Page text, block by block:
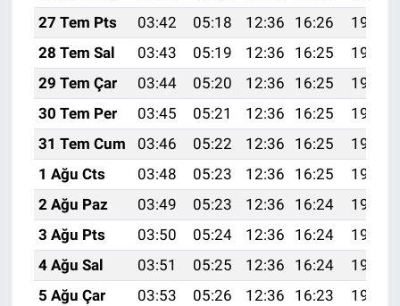
27 Tem Pts
03:42 05:18 12:36 16:26
19:44
28 Tem Sal
03:43 05:19 12:36 16:25
19:44
29 Tem Çar
03:44 05:20 12:36 16:25
19:43
30 Tem Per
03:45 05:21 12:36 16:25
19:42
31 Tem Cum
03:46 05:22 12:36 16:25
19:41
1 Ağu Cts
03:48 05:23 12:36 16:25
19:40
2 Ağu Paz
03:49 05:23 12:36 16:24
19:39
3 Ağu Pts
03:50 05:24 12:36 16:24
19:38
4 Ağu Sal
03:51 05:25 12:36 16:24
19:37
5 Ağu Çar
03:53 05:26 12:36 16:23
19:36